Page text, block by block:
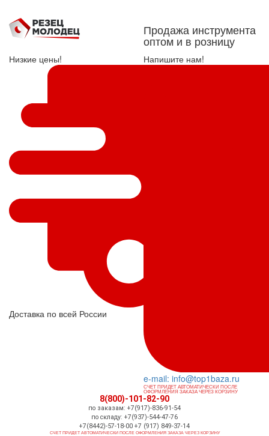
Продажа инструмента
оптом и в розницу
Низкие цены!
Доставка по всей России
Напишите нам!
e-mail: info@top1baza.ru
СЧЕТ ПРИДЕТ АВТОМАТИЧЕСКИ ПОСЛЕ
ОФОРМЛЕНИЯ ЗАКАЗА ЧЕРЕЗ КОРЗИНУ
8(800)-101-82-90
по заказам: +7(917)-836-91-54
по складу: +7(937)-544-47-76
+7(8442)-57-18-00 +7 (917) 849-37-14
СЧЕТ ПРИДЕТ АВТОМАТИЧЕСКИ ПОСЛЕ ОФОРМЛЕНИЯ ЗАКАЗА ЧЕРЕЗ КОРЗИНУ